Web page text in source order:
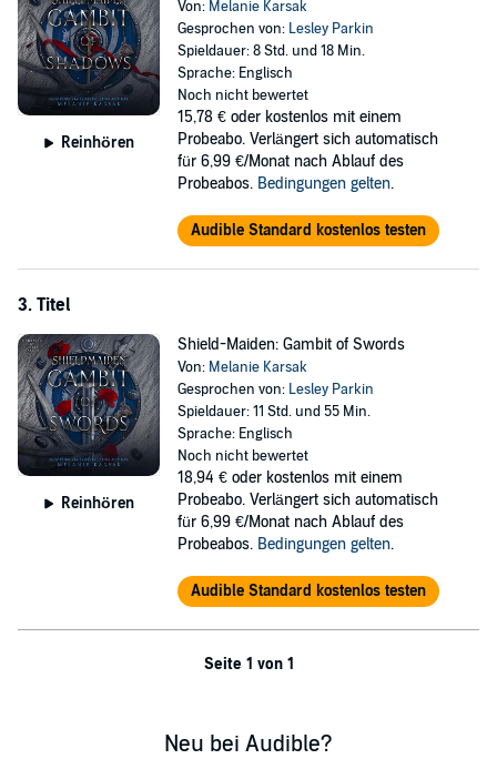
Reinhören
Von: Melanie Karsak
Gesprochen von: Lesley Parkin
Spieldauer: 8 Std. und 18 Min.
Sprache: Englisch
Noch nicht bewertet
15,78 € oder kostenlos mit einem
Probeabo. Verlängert sich automatisch
für 6,99 €/Monat nach Ablauf des
Probeabos. Bedingungen gelten.
Audible Standard kostenlos testen
3. Titel
Reinhören
Shield-Maiden: Gambit of Swords
Von: Melanie Karsak
Gesprochen von: Lesley Parkin
Spieldauer: 11 Std. und 55 Min.
Sprache: Englisch
Noch nicht bewertet
18,94 € oder kostenlos mit einem
Probeabo. Verlängert sich automatisch
für 6,99 €/Monat nach Ablauf des
Probeabos. Bedingungen gelten.
Audible Standard kostenlos testen
Seite 1 von 1
Neu bei Audible?